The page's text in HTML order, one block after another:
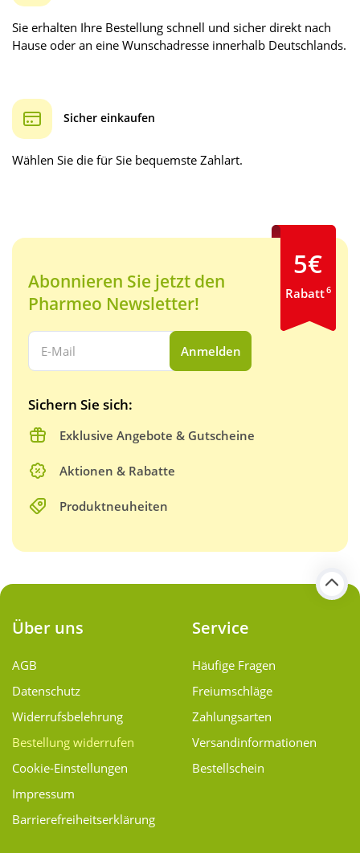
Sie erhalten Ihre Bestellung schnell und sicher direkt nach
Hause oder an eine Wunschadresse innerhalb Deutschlands.
Sicher einkaufen
Wählen Sie die für Sie bequemste Zahlart.
Abonnieren Sie jetzt den
Pharmeo Newsletter!
Ihre E-Mail Adresse:
Anmelden
Sichern Sie sich:
Exklusive Angebote & Gutscheine
Aktionen & Rabatte
Produktneuheiten
5€
Rabatt6
Über uns
AGB
Datenschutz
Widerrufsbelehrung
Bestellung widerrufen
Cookie-Einstellungen
Impressum
Barrierefreiheitserklärung
Service
Häufige Fragen
Freiumschläge
Zahlungsarten
Versand­informationen
Bestellschein